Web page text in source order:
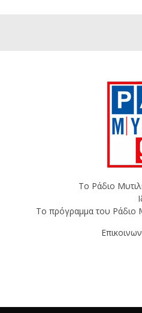
Το Ράδιο
Το πρόγραμμα του Ράδιο